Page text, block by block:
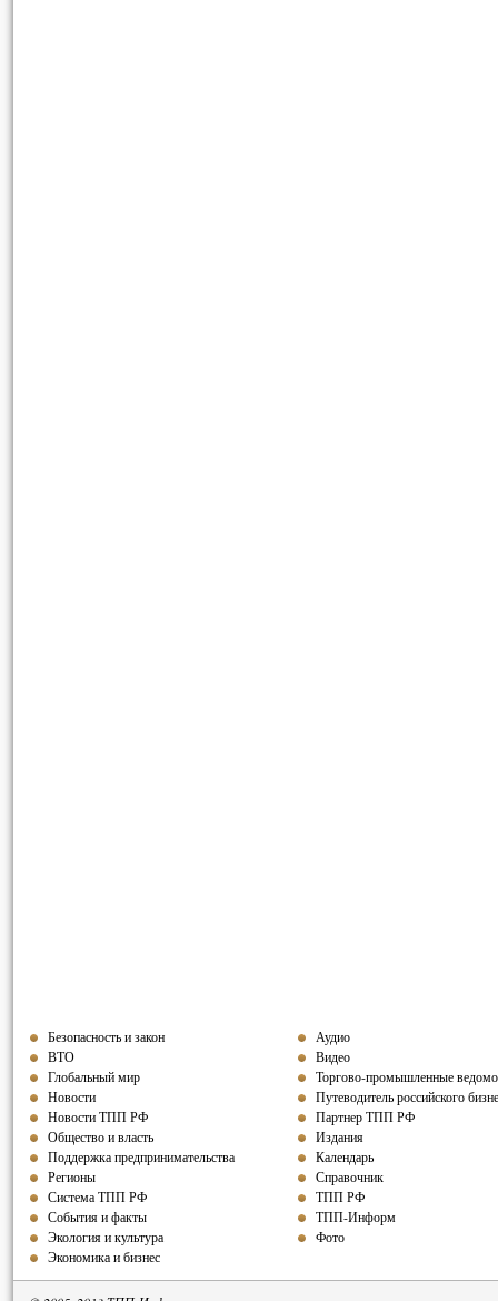
Безопасность и закон
ВТО
Глобальный мир
Новости
Новости ТПП РФ
Общество и власть
Поддержка предпринимательства
Регионы
Система ТПП РФ
События и факты
Экология и культура
Экономика и бизнес
Аудио
Видео
Торгово-промышленные
Путеводитель российского
Партнер ТППРФ
Издания
Календарь
Справочник
ТПП РФ
ТПП-Информ
Фото